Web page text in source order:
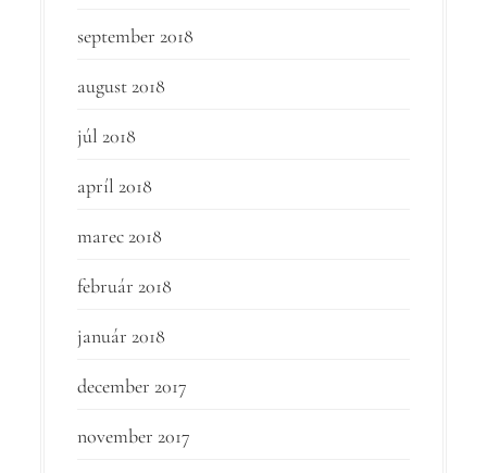
september 2018
august 2018
júl 2018
apríl 2018
marec 2018
február 2018
január 2018
december 2017
november 2017